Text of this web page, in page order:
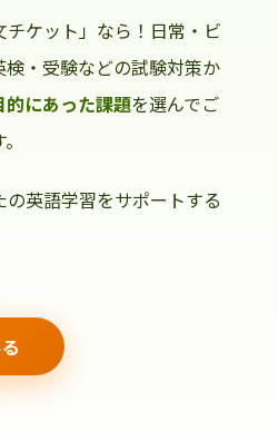
ケット」なら！日常・ビ
・受験などの試験対策か
的にあった課題を選んでご
英語学習をサポートする